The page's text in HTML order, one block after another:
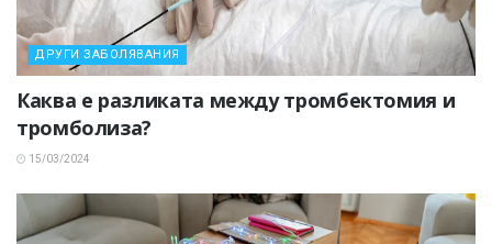
ДРУГИ ЗАБОЛЯВАНИЯ
Каква е разликата между тромбектомия и
тромболиза?
15/03/2024